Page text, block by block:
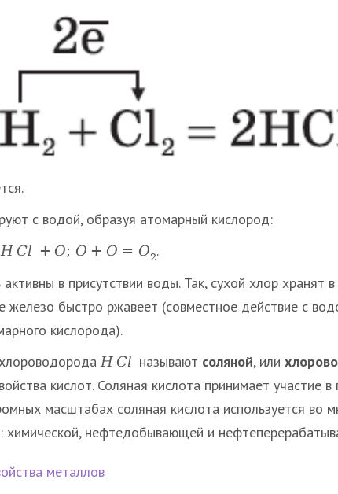
с водой, образуя атомарный кислород:
H Cl + O; O + O = O2.
активны в присутствии воды. Так, сухой хлор хранят
железо быстро ржавеет (совместное действие с
кислорода).
H Cl называют соляной, или
кислот. Соляная кислота принимает участие
масштабах соляная кислота используется во
химической, нефтедобывающей и
металлов